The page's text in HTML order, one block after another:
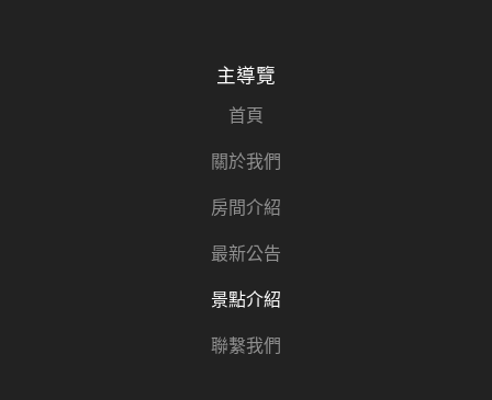
主導覽
首頁
關於我們
房間介紹
最新公告
景點介紹
聯繫我們